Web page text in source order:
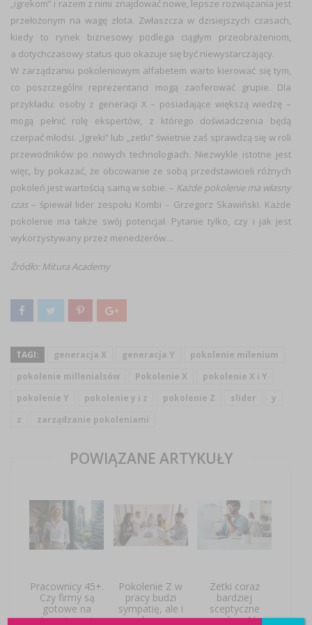
„igrekom” i razem z nimi znajdować nowe, lepsze rozwiązania jest
przełożonym na wagę złota. Zwłaszcza w dzisiejszych czasach,
kiedy to rynek biznesowy podlega ciągłym przeobrażeniom,
a dotychczasowy status quo okazuje się być niewystarczający.
W zarządzaniu pokoleniowym alfabetem warto kierować się tym,
co poszczególni reprezentanci mogą zaoferować grupie. Dla
przykładu: osoby z generacji X – posiadające większą wiedzę –
mogą pełnić rolę ekspertów, z którego doświadczenia będą
czerpać młodsi. „Igreki” lub „zetki” świetnie zaś sprawdzą się w roli
przewodników po nowych technologiach. Niezwykle istotne jest
więc, by pokazać, że obcowanie ze sobą przedstawicieli różnych
pokoleń jest wartością samą w sobie. – Każde pokolenie ma własny
czas– śpiewał lider zespołu Kombi – Grzegorz Skawiński. Każde
pokolenie ma także swój potencjał. Pytanie tylko, czy i jak jest
wykorzystywany przez menedżerów…
Źródło: Mitura Academy
TAGI: generacja X generacja Y
pokolenie milenium
pokolenie millenialsów
Pokolenie X
pokolenie X i Y
pokolenie Y
pokolenie y i z pokolenie Z slider
y
z
zarządzanie pokoleniami
POWIĄZANE ARTYKUŁY
Pracownicy 45+.
Czy firmy są
gotowe na
starzejące się
Pokolenie Z w
pracy budzi
sympatię, ale i
obawy
Zetki coraz
bardziej
sceptyczne
wobec AI